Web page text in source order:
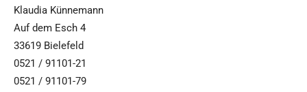
Klaudia Künnemann
Auf dem Esch 4
33619 Bielefeld
0521 / 91101-21
0521 / 91101-79